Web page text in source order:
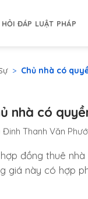
HỎI ĐÁP LUẬT PHÁP
> Chủ nhà có
nhà có
Đinh Thanh Văn
đồng thuê
giá này có hợp